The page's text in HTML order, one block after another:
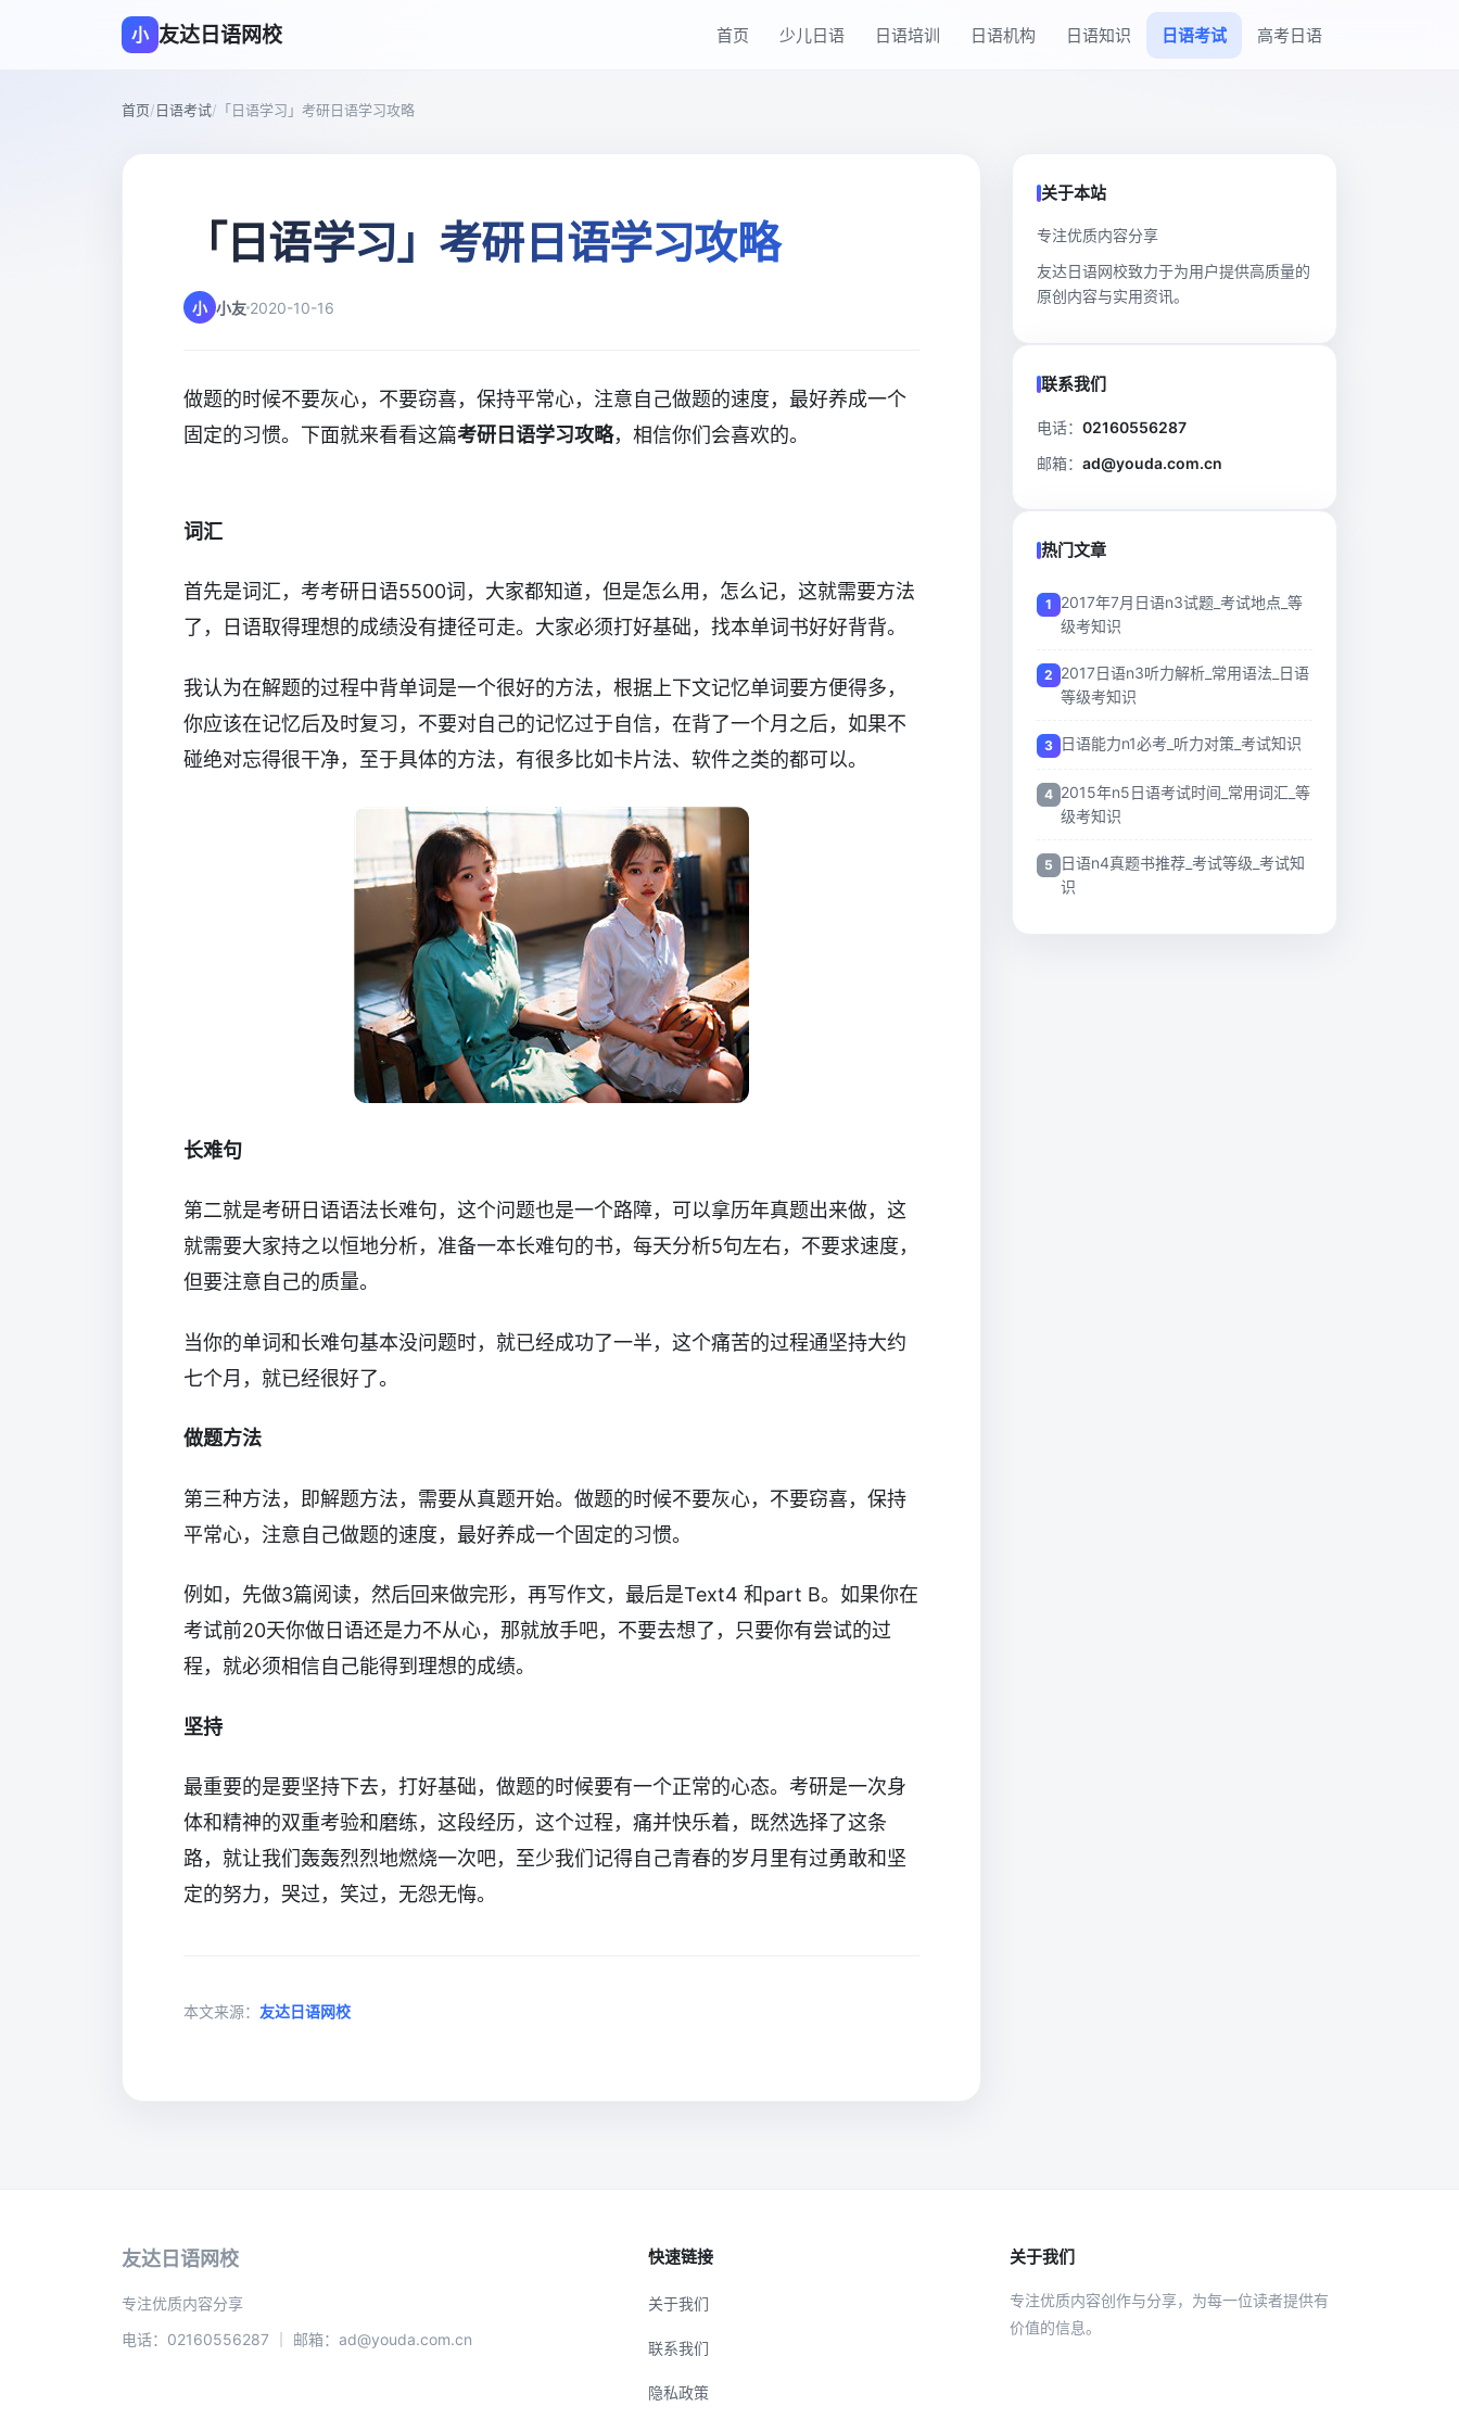
小 友达日语网校 首页 少儿日语 日语培训 日语机构 日语知识 日语考试 高考日语
首页/日语考试/ 「日语学习」考研日语学习攻略
「日语学习」考研日语学习攻略
小 小友 2020-10-16
做题的时候不要灰心，不要窃喜，保持平常心，注意自己做题的速度，最好养成一个
固定的习惯。下面就来看看这篇考研日语学习攻略，相信你们会喜欢的。
词汇
首先是词汇，考考研日语5500词，大家都知道，但是怎么用，怎么记，这就需要方法
了，日语取得理想的成绩没有捷径可走。大家必须打好基础，找本单词书好好背背。
我认为在解题的过程中背单词是一个很好的方法，根据上下文记忆单词要方便得多，
你应该在记忆后及时复习，不要对自己的记忆过于自信，在背了一个月之后，如果不
碰绝对忘得很干净，至于具体的方法，有很多比如卡片法、软件之类的都可以。
长难句
第二就是考研日语语法长难句，这个问题也是一个路障，可以拿历年真题出来做，这
就需要大家持之以恒地分析，准备一本长难句的书，每天分析5句左右，不要求速度，
但要注意自己的质量。
当你的单词和长难句基本没问题时，就已经成功了一半，这个痛苦的过程通坚持大约
七个月，就已经很好了。
做题方法
第三种方法，即解题方法，需要从真题开始。做题的时候不要灰心，不要窃喜，保持
平常心，注意自己做题的速度，最好养成一个固定的习惯。
例如，先做3篇阅读，然后回来做完形，再写作文，最后是Text4 和part B。如果你在
考试前20天你做日语还是力不从心，那就放手吧，不要去想了，只要你有尝试的过
程，就必须相信自己能得到理想的成绩。
坚持
最重要的是要坚持下去，打好基础，做题的时候要有一个正常的心态。考研是一次身
体和精神的双重考验和磨练，这段经历，这个过程，痛并快乐着，既然选择了这条
路，就让我们轰轰烈烈地燃烧一次吧，至少我们记得自己青春的岁月里有过勇敢和坚
定的努力，哭过，笑过，无怨无悔。
本文来源： 友达日语网校
关于本站
专注优质内容分享
友达日语网校致力于为用户提供高质量的
原创内容与实用资讯。
联系我们
电话： 02160556287
邮箱： ad@youda.com.cn
热门文章
2017年7月日语n3试题_考试地点_等
级考知识
2017日语n3听力解析_常用语法_日语
等级考知识
日语能力n1必考_听力对策_考试知识
2015年n5日语考试时间_常用词汇_等
级考知识
日语n4真题书推荐_考试等级_考试知
识
友达日语网校
专注优质内容分享
电话：02160556287 ｜ 邮箱：ad@youda.com.cn
快速链接
关于我们
联系我们
隐私政策
关于我们
专注优质内容创作与分享，为每一位读者提供有
价值的信息。